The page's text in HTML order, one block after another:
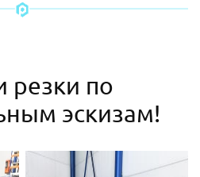
резки по
эскизам!